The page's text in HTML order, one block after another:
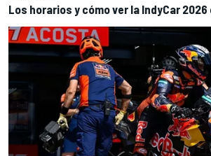
Los horarios y cómo ver la IndyCar